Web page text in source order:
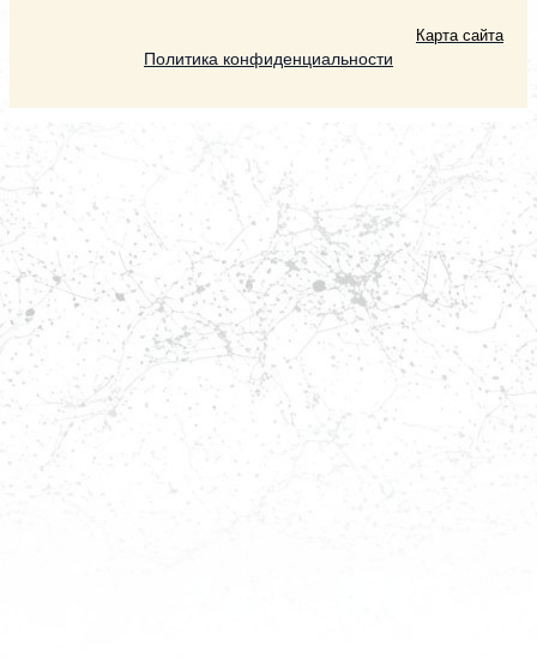
Карта сайта
Политика конфиденциальности